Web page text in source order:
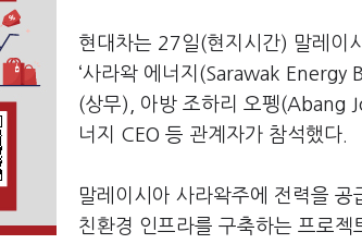
현대차는 27일(현지시간) 말레이
‘사라왁 에너지(Sarawak Energy
(상무), 아방 조하리 오펭(Abang
너지 CEO 등 관계자가 참석했다.
말레이시아 사라왁주에 전력을
친환경 인프라를 구축하는 프로